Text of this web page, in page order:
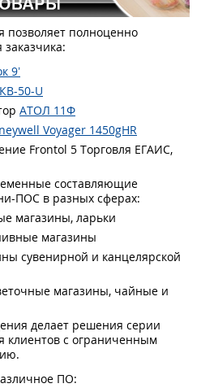
позволяет полноценно
9’
50-U
АТОЛ 11Ф
Voyager 1450gHR
Frontol 5 Торговля ЕГАИС,
составляющие
ПОС в разных сферах:
магазины, ларьки
магазины
сувенирной и канцелярской
магазины, чайные и
делает решения серии
с ограниченным
ПО: